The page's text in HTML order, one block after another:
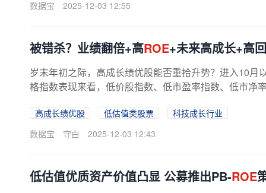
数据宝
2025-12-03 12:55
被错杀？业绩翻倍+高ROE+未来高成长+高
岁末年初之际，高成长绩优股能否重拾升势？进入10月
格指数表现来看，低价股指数、低市盈率指数、低市净
高成长绩优股 低估值类股票
科技成长行业
数据宝
守白 2025-12-03 12:43
低估值优质资产价值凸显 公募推出PB-ROE